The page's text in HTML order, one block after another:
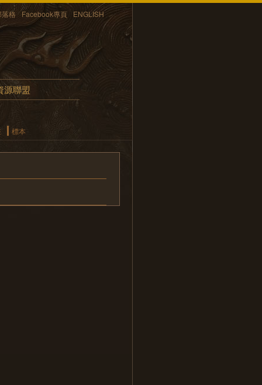
格 Facebook專頁 ENGLISH
源聯盟
標本